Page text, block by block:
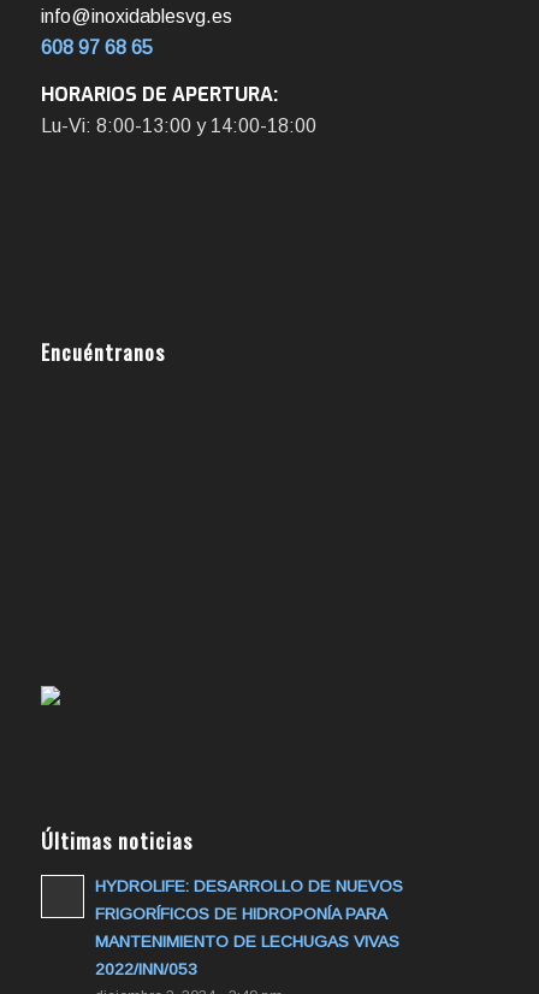
info@inoxidablesvg.es
608 97 68 65
HORARIOS DE APERTURA:
Lu-Vi: 8:00-13:00 y 14:00-18:00
Encuéntranos
Últimas noticias
HYDROLIFE: DESARROLLO DE NUEVOS
FRIGORÍFICOS DE HIDROPONÍA PARA
MANTENIMIENTO DE LECHUGAS VIVAS
2022/INN/053